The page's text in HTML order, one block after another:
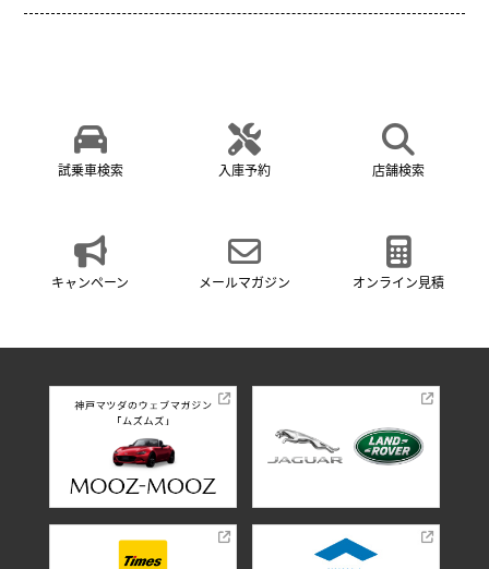
試乗車検索 入庫予約 店舗検索
キャンペーン メールマガジン オンライン見積